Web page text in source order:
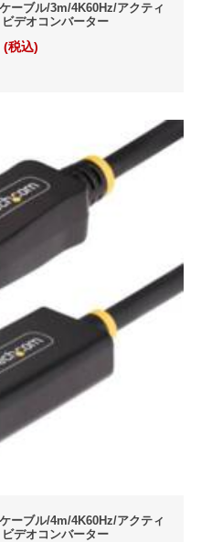
ーブル/3m/4K60Hz/アクティ
デオコンバーター
(税込)
ーブル/4m/4K60Hz/アクティ
デオコンバーター